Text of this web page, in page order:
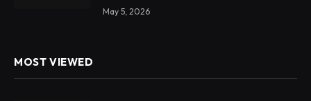
May 5, 2026
MOST VIEWED